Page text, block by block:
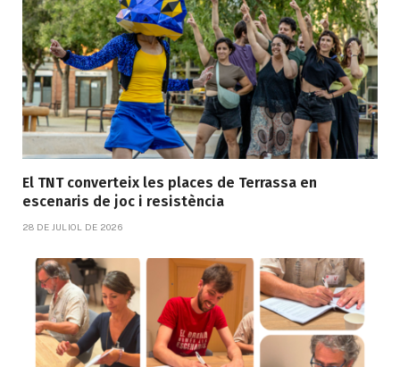
El TNT converteix les places de Terrassa en
escenaris de joc i resistència
28 DE JULIOL DE 2026